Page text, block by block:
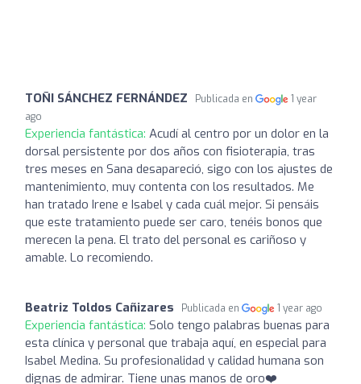
TOÑI SÁNCHEZ FERNÁNDEZ Publicada en
1 year
ago
Experiencia fantástica: Acudí al centro por un dolor en la
dorsal persistente por dos años con fisioterapia, tras
tres meses en Sana desapareció, sigo con los ajustes de
mantenimiento, muy contenta con los resultados. Me
han tratado Irene e Isabel y cada cuál mejor. Si pensáis
que este tratamiento puede ser caro, tenéis bonos que
merecen la pena. El trato del personal es cariñoso y
amable. Lo recomiendo.
Beatriz Toldos Cañizares Publicada en 1 year ago
Experiencia fantástica: Solo tengo palabras buenas para
esta clínica y personal que trabaja aquí, en especial para
Isabel Medina. Su profesionalidad y calidad humana son
dignas de admirar. Tiene unas manos de oro❤️